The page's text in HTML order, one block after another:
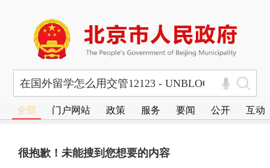
全部 门户网站 政策 服务 要闻 公开 互动
很抱歉！未能搜到您想要的内容